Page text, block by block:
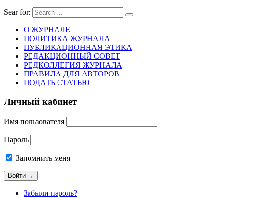
Sear for:
О ЖУРНАЛЕ
ПОЛИТИКА ЖУРНАЛА
ПУБЛИКАЦИОННАЯ ЭТИКА
РЕДАКЦИОННЫЙ СОВЕТ
РЕДКОЛЛЕГИЯ ЖУРНАЛА
ПРАВИЛА ДЛЯ АВТОРОВ
ПОДАТЬ СТАТЬЮ
Личный кабинет
Имя пользователя
Пароль
Запомнить меня
Забыли пароль?